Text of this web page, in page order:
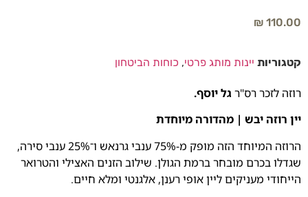
₪ 110.00
קטגוריות יינות מותג פרטי, כוחות הביטחון
רוזה לזכר רס"רגל יוסף.
יין רוזה יבש | מהדורה מיוחדת
הרוזה המיוחד הזה מופק מ-75% ענבי גרנאש ו־25% ענבי סירה,
שגדלו בכרם מובחר ברמת הגולן. שילוב הזנים האצילי והטרואר
הייחודי מעניקים ליין אופי רענן, אלגנטי ומלא חיים.